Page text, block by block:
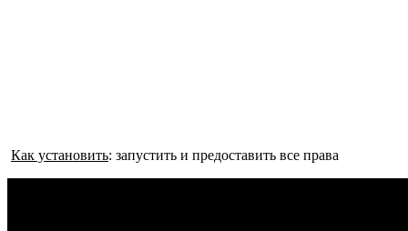
Как установить: запустить и предоставить все права